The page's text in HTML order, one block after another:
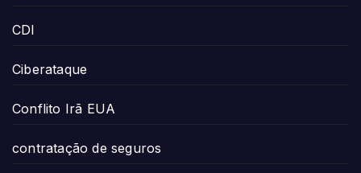
CDI
Ciberataque
Conflito Irã EUA
contratação de seguros